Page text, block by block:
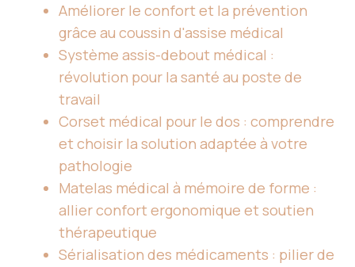
Améliorer le confort et la prévention
grâce au coussin d'assise médical
Système assis-debout médical :
révolution pour la santé au poste de
travail
Corset médical pour le dos : comprendre
et choisir la solution adaptée à votre
pathologie
Matelas médical à mémoire de forme :
allier confort ergonomique et soutien
thérapeutique
Sérialisation des médicaments : pilier de